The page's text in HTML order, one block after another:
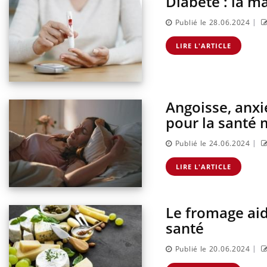
Publié le 28.06.2024 |
LIRE L'ARTICLE
Angoisse,
pour la santé
Publié le 24.06.2024 |
LIRE L'ARTICLE
Le fromage
santé
Publié le 20.06.2024 |